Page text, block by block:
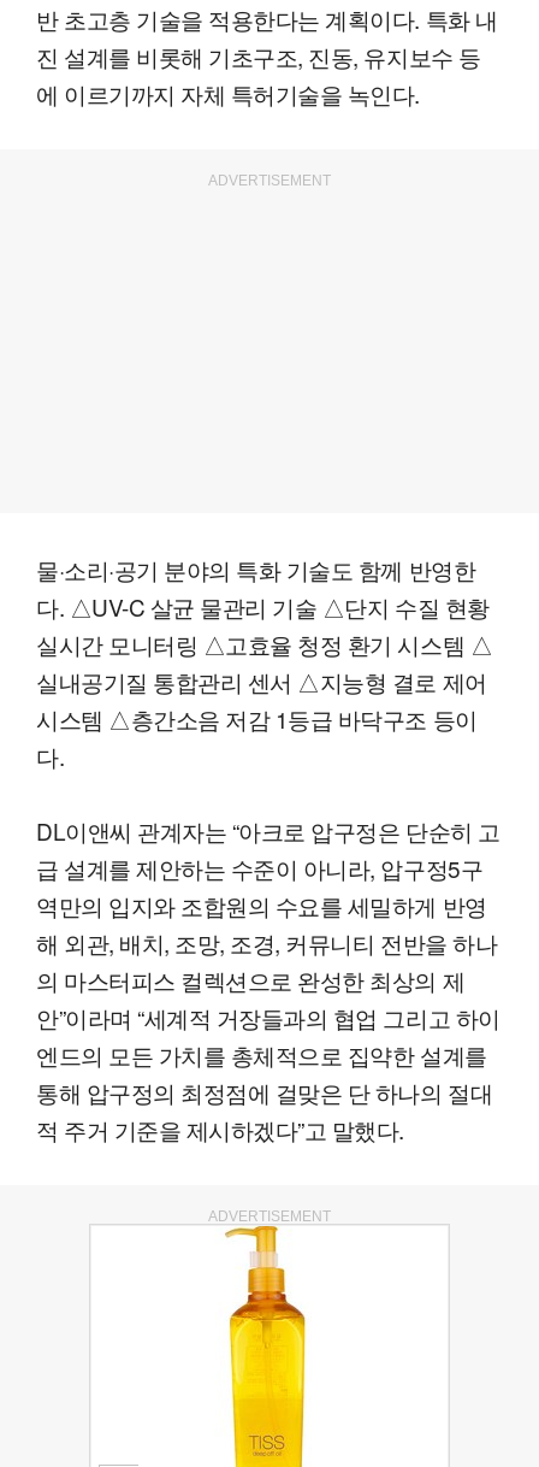
반 초고층 기술을 적용한다는 계획이다. 특화 내
진 설계를 비롯해 기초구조, 진동, 유지보수 등
에 이르기까지 자체 특허기술을 녹인다.
ADVERTISEMENT
물·소리·공기 분야의 특화 기술도 함께 반영한
다. △UV-C 살균 물관리 기술 △단지 수질 현황
실시간 모니터링 △고효율 청정 환기 시스템 △
실내공기질 통합관리 센서 △지능형 결로 제어
시스템 △층간소음 저감 1등급 바닥구조 등이
다.
DL이앤씨 관계자는 “아크로 압구정은 단순히 고
급 설계를 제안하는 수준이 아니라, 압구정5구
역만의 입지와 조합원의 수요를 세밀하게 반영
해 외관, 배치, 조망, 조경, 커뮤니티 전반을 하나
의 마스터피스 컬렉션으로 완성한 최상의 제
안”이라며 “세계적 거장들과의 협업 그리고 하이
엔드의 모든 가치를 총체적으로 집약한 설계를
통해 압구정의 최정점에 걸맞은 단 하나의 절대
적 주거 기준을 제시하겠다”고 말했다.
ADVERTISEMENT